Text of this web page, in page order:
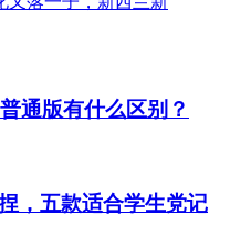
通版有什么区别？
，五款适合学生党记